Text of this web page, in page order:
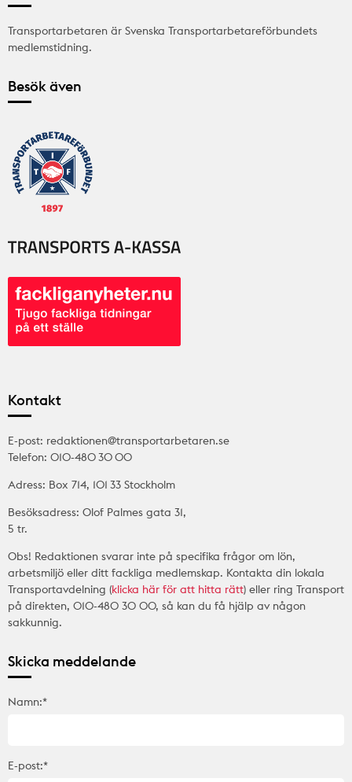
Transportarbetaren är Svenska Transportarbetareförbundets
medlemstidning.
Besök även
Kontakt
E-post: redaktionen@transportarbetaren.se
Telefon: 010-480 30 00
Adress: Box 714, 101 33 Stockholm
Besöksadress: Olof Palmes gata 31,
5 tr.
Obs! Redaktionen svarar inte på specifika frågor om lön,
arbetsmiljö eller ditt fackliga medlemskap. Kontakta din lokala
Transportavdelning (klicka här för att hitta rätt) eller ring Transport
på direkten, 010-480 30 00, så kan du få hjälp av någon
sakkunnig.
Skicka meddelande
Namn:*
E-post:*